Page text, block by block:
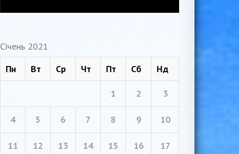
Січень 2021
Пн
Вт Ср Чт Пт Сб Нд
1 2 3
4 5 6 7 8 9 10
11 12 13 14 15 16 17